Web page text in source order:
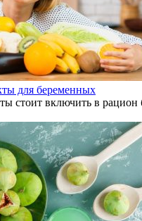
для беременных
стоит включить в рацион